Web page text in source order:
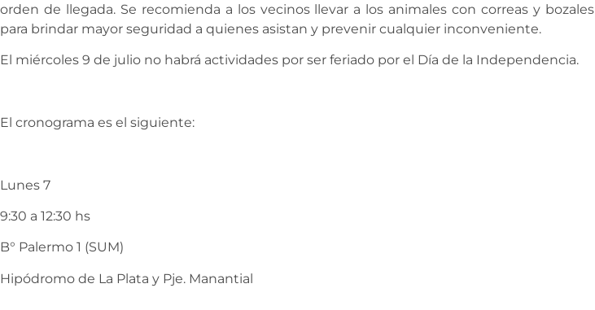
orden de llegada. Se recomienda a los vecinos llevar a los animales con correas y bozales
para brindar mayor seguridad a quienes asistan y prevenir cualquier inconveniente.
El miércoles 9 de julio no habrá actividades por ser feriado por el Día de la Independencia.
El cronograma es el siguiente:
Lunes 7
9:30 a 12:30 hs
B° Palermo 1 (SUM)
Hipódromo de La Plata y Pje. Manantial